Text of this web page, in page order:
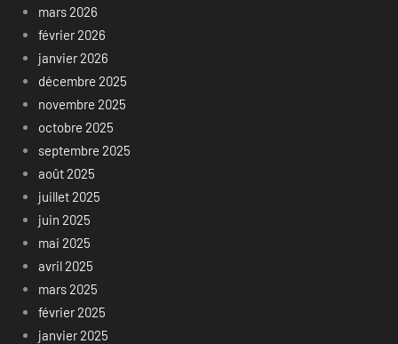
mars 2026
février 2026
janvier 2026
décembre 2025
novembre 2025
octobre 2025
septembre 2025
août 2025
juillet 2025
juin 2025
mai 2025
avril 2025
mars 2025
février 2025
janvier 2025